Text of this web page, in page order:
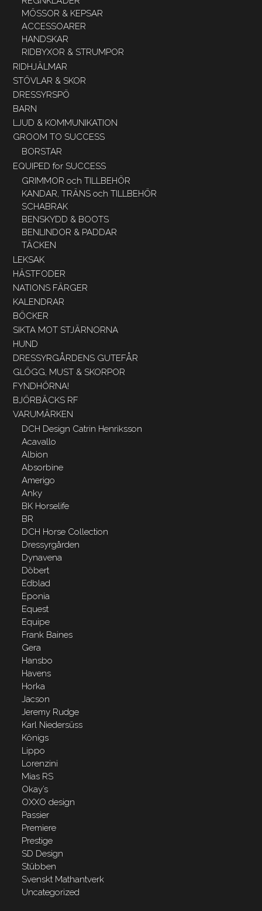
MÖSSOR & KEPSAR
ACCESSOARER
HANDSKAR
RIDBYXOR & STRUMPOR
RIDHJÄLMAR
STÖVLAR & SKOR
DRESSYRSPÖ
BARN
LJUD & KOMMUNIKATION
GROOM TO SUCCESS
BORSTAR
EQUIPED for SUCCESS
GRIMMOR och TILLBEHÖR
KANDAR, TRÄNS och TILLBEHÖR
SCHABRAK
BENSKYDD & BOOTS
BENLINDOR & PADDAR
TÄCKEN
LEKSAK
HÄSTFODER
NATIONS FÄRGER
KALENDRAR
BÖCKER
SIKTA MOT STJÄRNORNA
HUND
DRESSYRGÅRDENS GUTEFÅR
GLÖGG, MUST & SKORPOR
FYNDHÖRNA!
BJÖRBÄCKS RF
VARUMÄRKEN
DCH Design Catrin Henriksson
Acavallo
Albion
Absorbine
Amerigo
Anky
BK Horselife
BR
DCH Horse Collection
Dressyrgården
Dynavena
Döbert
Edblad
Eponia
Equest
Equipe
Frank Baines
Gera
Hansbo
Havens
Horka
Jacson
Jeremy Rudge
Karl Niedersüss
Königs
Lippo
Lorenzini
Mias RS
Okay’s
OXXO design
Passier
Premiere
Prestige
SD Design
Stübben
Svenskt Mathantverk
Uncategorized